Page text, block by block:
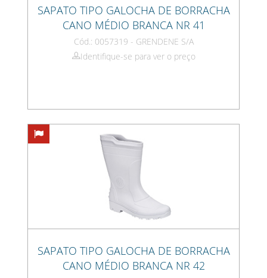
SAPATO TIPO GALOCHA DE BORRACHA
CANO MÉDIO BRANCA NR 41
Cód.: 0057319 - GRENDENE S/A
Identifique-se para ver o preço
SAPATO TIPO GALOCHA DE BORRACHA
CANO MÉDIO BRANCA NR 42